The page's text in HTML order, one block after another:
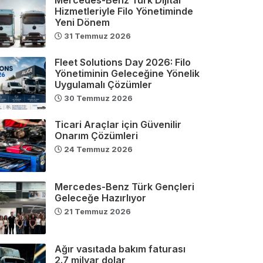
Hizmetleriyle Filo Yönetiminde
Yeni Dönem
31 Temmuz 2026
Fleet Solutions Day 2026: Filo
Yönetiminin Geleceğine Yönelik
Uygulamalı Çözümler
30 Temmuz 2026
Ticari Araçlar için Güvenilir
Onarım Çözümleri
24 Temmuz 2026
Mercedes-Benz Türk Gençleri
Geleceğe Hazırlıyor
21 Temmuz 2026
Ağır vasıtada bakım faturası
2.7 milyar dolar